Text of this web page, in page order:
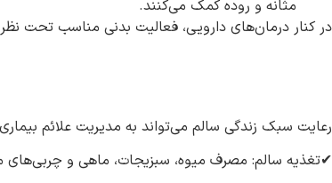
مثانه و روده کمک می‌کنند.
در کنار درمان‌های دارویی، فعالیت بدنی مناسب تحت
رعایت سبک زندگی سالم می‌تواند به مدیریت علائم
✔تغذیه سالم: مصرف میوه، سبزیجات، ماهی و چربی‌های